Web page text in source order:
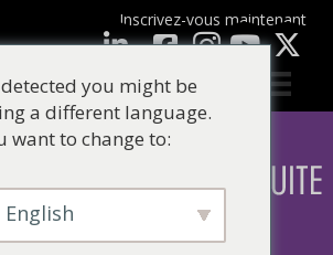
Inscrivez-vous maintenant
LinkedInFacebook Youtube
you might be
a different language.
want to change to:
English